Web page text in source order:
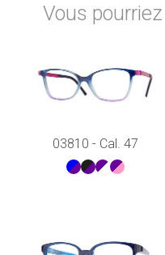
Vous
03810 - Cal. 47